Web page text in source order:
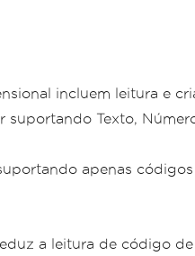
incluem leitura e
Texto,
apenas
a leitura de código